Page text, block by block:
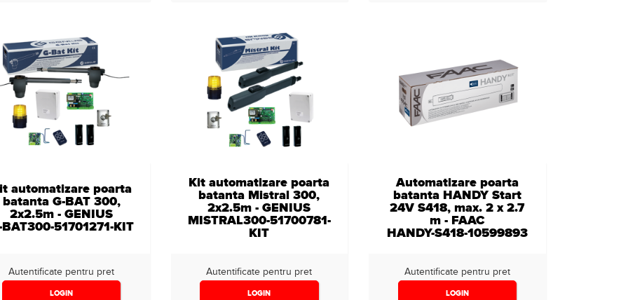
automatizare poarta
batanta G-BAT 300,
2x2.5m - GENIUS
BAT300-51701271-KIT
Autentificate pentru pret
LOGIN
Kit automatizare poarta
batanta Mistral 300,
2x2.5m - GENIUS
MISTRAL300-51700781-
KIT
Autentificate pentru pret
LOGIN
Automatizare poarta
batanta HANDY Start
24V S418, max. 2 x 2.7
m - FAAC
HANDY-S418-10599893
Autentificate pentru pret
LOGIN